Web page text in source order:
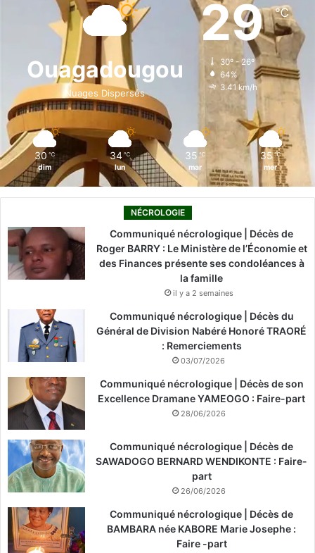
b
o
k
i
n
a
g
r
o
k
Ouagadougou
Nuages Dispersés
29℃
30º - 26º
64%
3.41 km/h
30 ℃
dim
34 ℃
lun
35 ℃
mar
35 ℃
mer
NÉCROLOGIE
Communiqué nécrologique | Décès de
Roger BARRY : Le Ministère de l’Économie et
des Finances présente ses condoléances à
la famille
il y a 2 semaines
Communiqué nécrologique | Décès du
Général de Division Nabéré Honoré TRAORÉ
: Remerciements
03/07/2026
Communiqué nécrologique | Décès de son
Excellence Dramane YAMEOGO : Faire-part
28/06/2026
Communiqué nécrologique | Décès de
SAWADOGO BERNARD WENDIKONTE : Faire-
part
26/06/2026
Communiqué nécrologique | Décès de
BAMBARA née KABORE Marie Josephe :
Faire -part